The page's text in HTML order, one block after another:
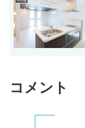
コメント